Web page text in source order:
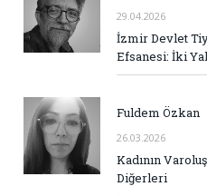
29.04.2026
İzmir Devlet
Efsanesi: İki
Fuldem Özkan
26.03.2026
Kadının
Diğerleri